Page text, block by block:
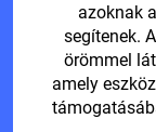
azoknak
segítenek.
örömmel
amely